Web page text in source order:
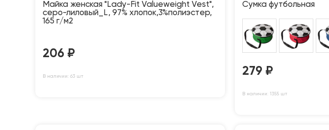
Майка женская "Lady-Fit Valueweight Vest",
серо-лиловый_L, 97% хлопок,3%полиэстер,
165 г/м2
206 ₽
В наличии: 63 шт
Сумка футбольная
279 ₽
В наличии: 1355 шт